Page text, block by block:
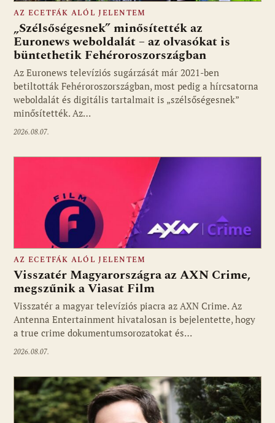
Fotó: media1.hu
AZ ECETFÁK ALÓL JELENTEM
„Szélsőségesnek” minősítették az
Euronews weboldalát – az olvasókat is
büntethetik Fehéroroszországban
Az Euronews televíziós sugárzását már 2021-ben
betiltották Fehéroroszországban, most pedig a hírcsatorna
weboldalát és digitális tartalmait is „szélsőségesnek”
minősítették. Az…
2026.08.07.
Fotó: media1.hu
AZ ECETFÁK ALÓL JELENTEM
Visszatér Magyarországra az AXN Crime,
megszűnik a Viasat Film
Visszatér a magyar televíziós piacra az AXN Crime. Az
Antenna Entertainment hivatalosan is bejelentette, hogy
a true crime dokumentumsorozatokat és…
2026.08.07.